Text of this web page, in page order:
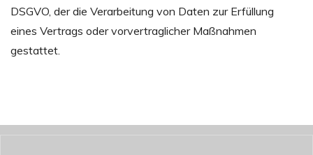
DSGVO, der die Verarbeitung von Daten zur Erfüllung
eines Vertrags oder vorvertraglicher Maßnahmen
gestattet.